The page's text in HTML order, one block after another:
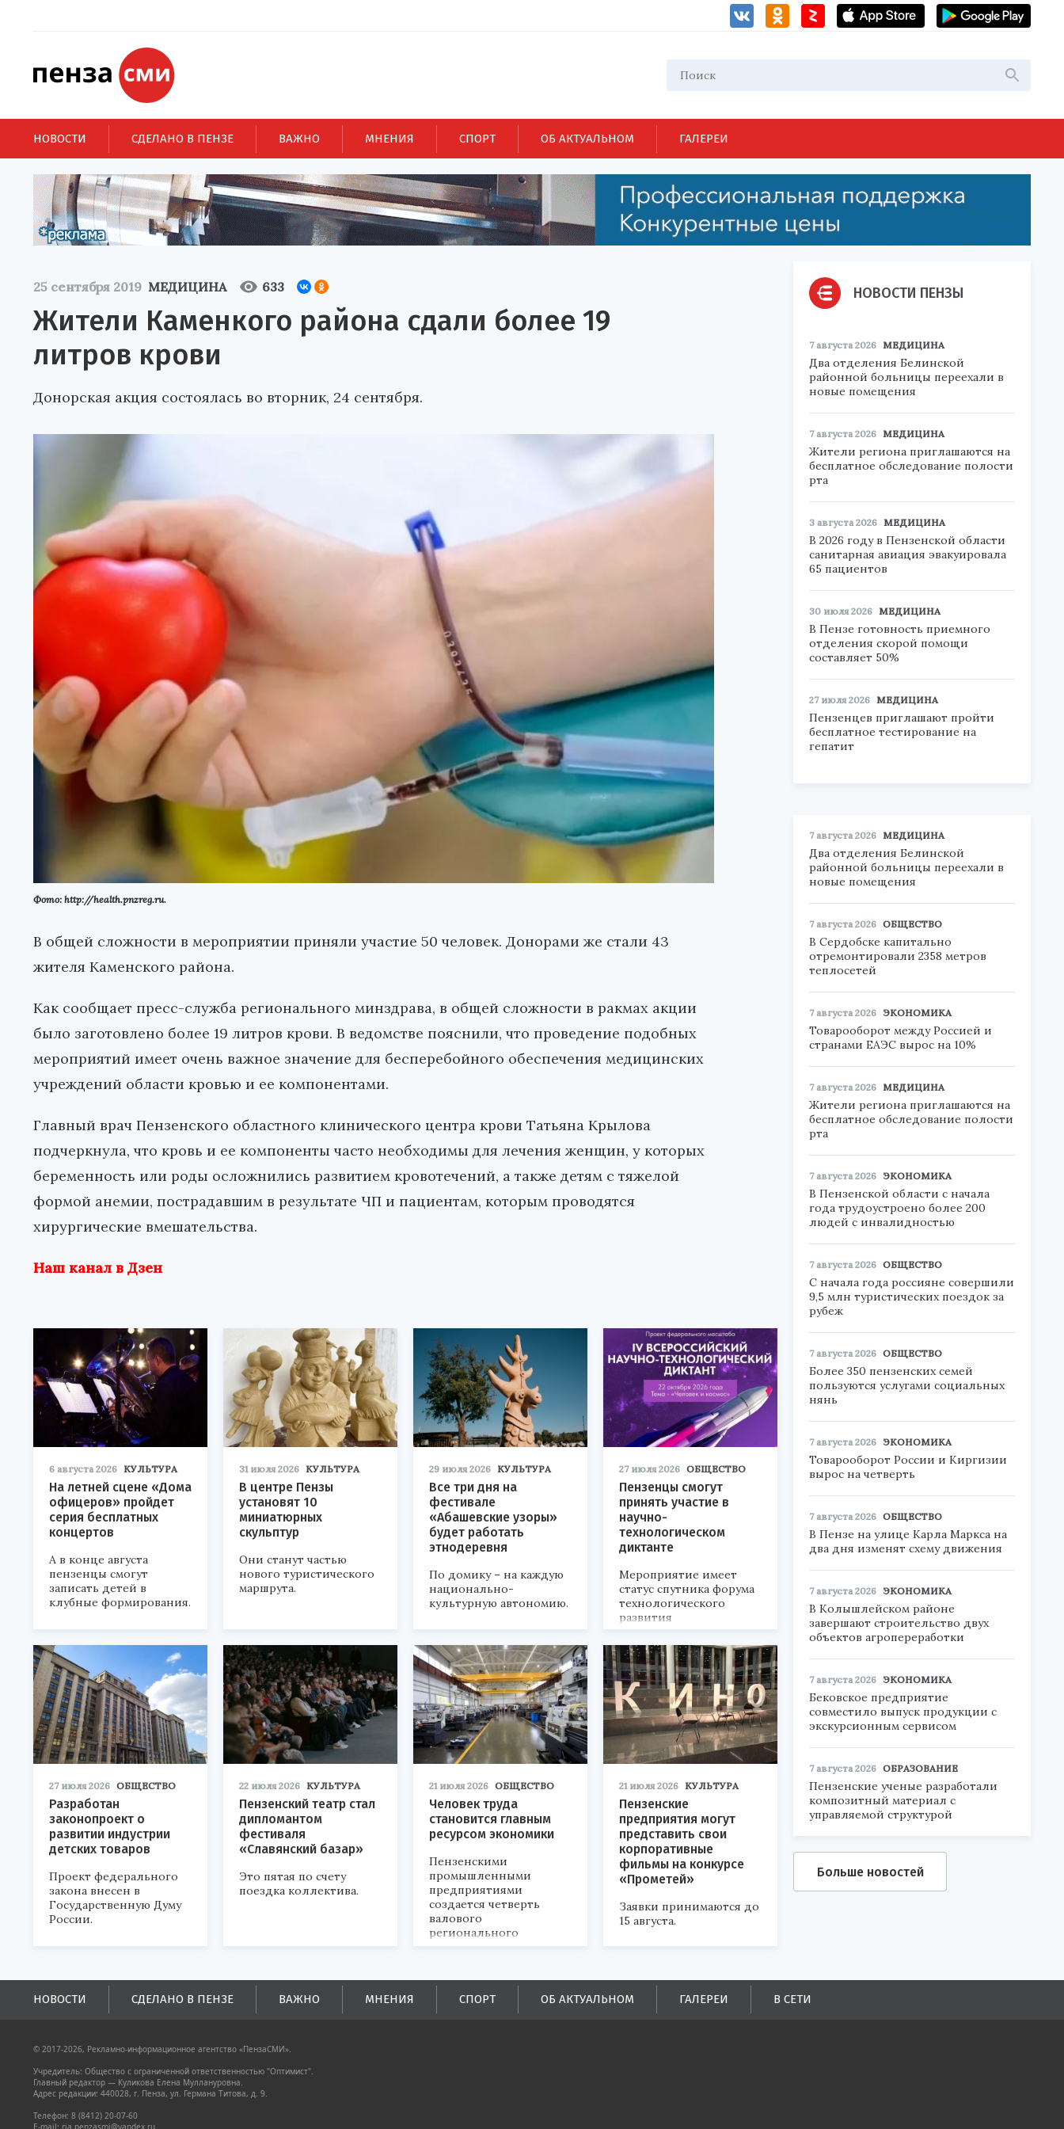
НОВОСТИ СДЕЛАНО В ПЕНЗЕ ВАЖНО МНЕНИЯ СПОРТ ОБ АКТУАЛЬНОМ ГАЛЕРЕИ
25 сентября 2019 МЕДИЦИНА 633
Жители Каменкого района сдали более 19
литров крови
Донорская акция состоялась во вторник, 24 сентября.
Фото: http://health.pnzreg.ru.
В общей сложности в мероприятии приняли участие 50 человек. Донорами же стали 43
жителя Каменского района.
Как сообщает пресс-служба регионального минздрава, в общей сложности в ракмах акции
было заготовлено более 19 литров крови. В ведомстве пояснили, что проведение подобных
мероприятий имеет очень важное значение для бесперебойного обеспечения медицинских
учреждений области кровью и ее компонентами.
Главный врач Пензенского областного клинического центра крови Татьяна Крылова
подчеркнула, что кровь и ее компоненты часто необходимы для лечения женщин, у которых
беременность или роды осложнились развитием кровотечений, а также детям с тяжелой
формой анемии, пострадавшим в результате ЧП и пациентам, которым проводятся
хирургические вмешательства.
Наш канал в Дзен
6 августа 2026 КУЛЬТУРА
На летней сцене «Дома
офицеров» пройдет
серия бесплатных
концертов
А в конце августа
пензенцы смогут
записать детей в
клубные формирования.
31 июля 2026 КУЛЬТУРА
В центре Пензы
установят 10
миниатюрных
скульптур
Они станут частью
нового туристического
маршрута.
29 июля 2026 КУЛЬТУРА
Все три дня на
фестивале
«Абашевские узоры»
будет работать
этнодеревня
По домику – на каждую
национально-
культурную автономию.
27 июля 2026 ОБЩЕСТВО
Пензенцы смогут
принять участие в
научно-
технологическом
диктанте
Мероприятие имеет
статус спутника форума
технологического
развития
«Технопром-2026».
27 июля 2026 ОБЩЕСТВО
Разработан
законопроект о
развитии индустрии
детских товаров
Проект федерального
закона внесен в
Государственную Думу
России.
22 июля 2026 КУЛЬТУРА
Пензенский театр стал
дипломантом
фестиваля
«Славянский базар»
Это пятая по счету
поездка коллектива.
21 июля 2026 ОБЩЕСТВО
Человек труда
становится главным
ресурсом экономики
Пензенскими
промышленными
предприятиями
создается четверть
валового
регионального
продукта и
поступлений в
бюджеты всех уровней.
21 июля 2026 КУЛЬТУРА
Пензенские
предприятия могут
представить свои
корпоративные
фильмы на конкурсе
«Прометей»
Заявки принимаются до
15 августа.
НОВОСТИ ПЕНЗЫ
7 августа 2026 МЕДИЦИНА
Два отделения Белинской
районной больницы переехали в
новые помещения
7 августа 2026 МЕДИЦИНА
Жители региона приглашаются на
бесплатное обследование полости
рта
3 августа 2026 МЕДИЦИНА
В 2026 году в Пензенской области
санитарная авиация эвакуировала
65 пациентов
30 июля 2026 МЕДИЦИНА
В Пензе готовность приемного
отделения скорой помощи
составляет 50%
27 июля 2026 МЕДИЦИНА
Пензенцев приглашают пройти
бесплатное тестирование на
гепатит
7 августа 2026 МЕДИЦИНА
Два отделения Белинской
районной больницы переехали в
новые помещения
7 августа 2026 ОБЩЕСТВО
В Сердобске капитально
отремонтировали 2358 метров
теплосетей
7 августа 2026 ЭКОНОМИКА
Товарооборот между Россией и
странами ЕАЭС вырос на 10%
7 августа 2026 МЕДИЦИНА
Жители региона приглашаются на
бесплатное обследование полости
рта
7 августа 2026 ЭКОНОМИКА
В Пензенской области с начала
года трудоустроено более 200
людей с инвалидностью
7 августа 2026 ОБЩЕСТВО
С начала года россияне совершили
9,5 млн туристических поездок за
рубеж
7 августа 2026 ОБЩЕСТВО
Более 350 пензенских семей
пользуются услугами социальных
нянь
7 августа 2026 ЭКОНОМИКА
Товарооборот России и Киргизии
вырос на четверть
7 августа 2026 ОБЩЕСТВО
В Пензе на улице Карла Маркса на
два дня изменят схему движения
7 августа 2026 ЭКОНОМИКА
В Колышлейском районе
завершают строительство двух
объектов агропереработки
7 августа 2026 ЭКОНОМИКА
Бековское предприятие
совместило выпуск продукции с
экскурсионным сервисом
7 августа 2026 ОБРАЗОВАНИЕ
Пензенские ученые разработали
композитный материал с
управляемой структурой
Больше новостей
НОВОСТИ СДЕЛАНО В ПЕНЗЕ ВАЖНО МНЕНИЯ СПОРТ ОБ АКТУАЛЬНОМ ГАЛЕРЕИ В СЕТИ
© 2017-2026, Рекламно-информационное агентство «ПензаСМИ».
Учредитель: Общество с ограниченной ответственностью "Оптимист".
Главный редактор — Куликова Елена Муллануровна.
Адрес редакции: 440028, г. Пенза, ул. Германа Титова, д. 9.
Телефон: 8 (8412) 20-07-60
E-mail: ria.penzasmi@yandex.ru